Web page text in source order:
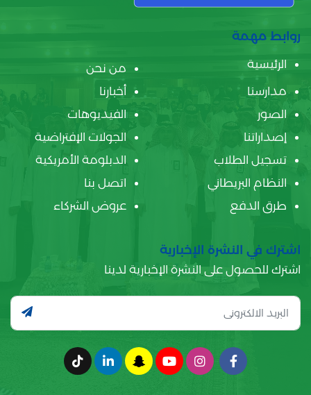
روابط مهمة
الرئيسية
من نحن
مدارسنا
أخبارنا
الصور
الفيديوهات
إصداراتنا
الجولات الإفتراضية
تسجيل الطلاب
الدبلومة الأمريكية
النظام البريطاني
اتصل بنا
طرق الدفع
عروض الشركاء
اشترك في النشرة الإخبارية
اشترك للحصول على النشرة الإخبارية لدينا